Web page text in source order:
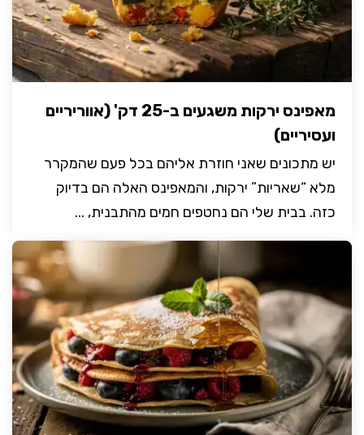
מאפינס ירקות משגעים ב-25 דק' (אווריריים
ועסיריים)
יש מתכונים שאני חוזרת אליהם בכל פעם שהמקרר
מלא “שאריות” ירקות, והמאפינס האלה הם בדיוק
כזה. בבית שלי הם נחטפים חמים מהתבנית, ...